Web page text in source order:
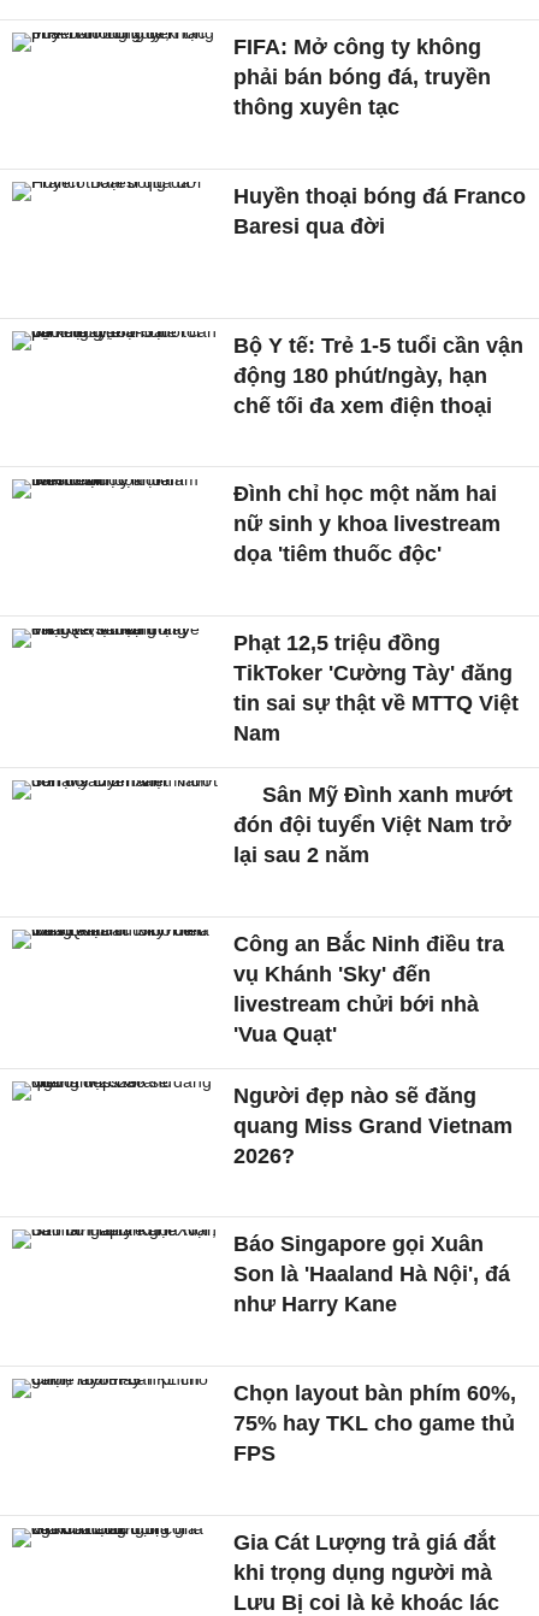
FIFA: Mở công ty không
phải bán bóng đá, truyền
thông xuyên tạc
Huyền thoại bóng đá Franco
Baresi qua đời
Bộ Y tế: Trẻ 1-5 tuổi cần vận
động 180 phút/ngày, hạn
chế tối đa xem điện thoại
Đình chỉ học một năm hai
nữ sinh y khoa livestream
dọa 'tiêm thuốc độc'
Phạt 12,5 triệu đồng
TikToker 'Cường Tày' đăng
tin sai sự thật về MTTQ Việt
Nam
Sân Mỹ Đình xanh mướt
đón đội tuyển Việt Nam trở
lại sau 2 năm
Công an Bắc Ninh điều tra
vụ Khánh 'Sky' đến
livestream chửi bới nhà
'Vua Quạt'
Người đẹp nào sẽ đăng
quang Miss Grand Vietnam
2026?
Báo Singapore gọi Xuân
Son là 'Haaland Hà Nội', đá
như Harry Kane
Chọn layout bàn phím 60%,
75% hay TKL cho game thủ
FPS
Gia Cát Lượng trả giá đắt
khi trọng dụng người mà
Lưu Bị coi là kẻ khoác lác